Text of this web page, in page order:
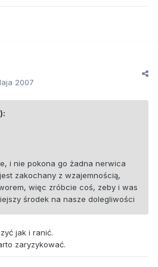
2007
i nie pokona go żadna nerwica
zakochany z wzajemnością,
więc zróbcie coś, zeby i was
środek na nasze dolegliwości
jak i ranić.
zaryzykować.